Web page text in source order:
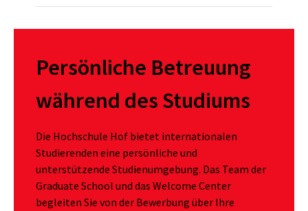
Persönliche Betreuung
während des Studiums
Die Hochschule Hof bietet internationalen
Studierenden eine persönliche und
unterstützende Studienumgebung. Das Team der
Graduate School und das Welcome Center
begleiten Sie von der Bewerbung über Ihre